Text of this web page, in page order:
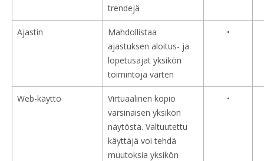
trendejä
Ajastin
Mahdollistaa
ajastuksen aloitus- ja
lopetusajat yksikön
toimintoja varten
•
Web-käyttö
Virtuaalinen kopio
varsinaisen yksikön
näytöstä. Valtuutettu
käyttäjä voi tehdä
muutoksia yksikön
•